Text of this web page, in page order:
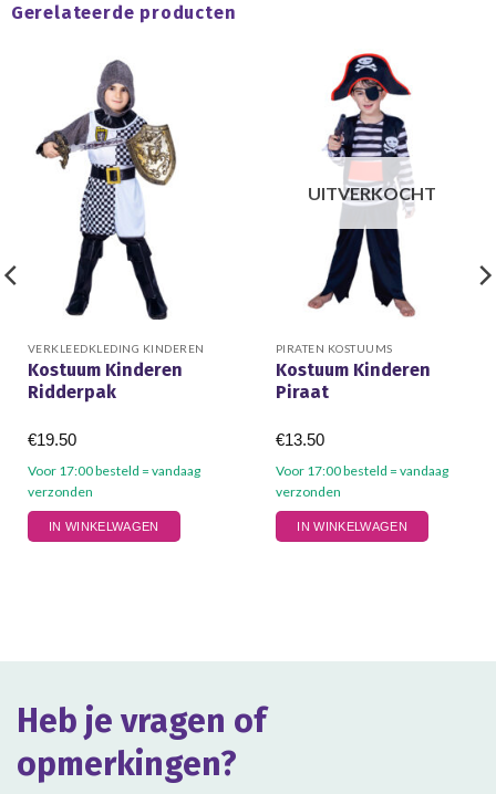
Gerelateerde producten
VERKLEEDKLEDING KINDEREN
Kostuum Kinderen
Ridderpak
Voor 17:00 besteld = vandaag
verzonden
€19.50
IN WINKELWAGEN
Dit
product
worden
de
UITVERKOCHT
PIRATEN KOSTUUMS
Kostuum Kinderen
Piraat
Voor 17:00 besteld = vandaag
verzonden
€13.50
IN WINKELWAGEN
Dit
product
Heb je vragen of
opmerkingen?